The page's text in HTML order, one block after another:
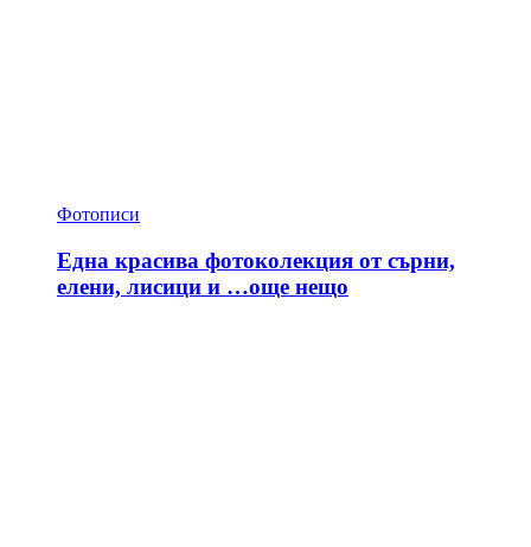
Фотописи
Една красива фотоколекция от сърни,
елени, лисици и …още нещо